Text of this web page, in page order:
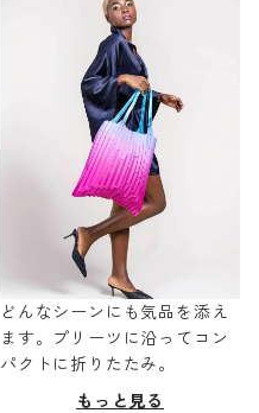
どんなシーンにも気品を添え
ます。プリーツに沿ってコン
パクトに折りたたみ。
もっと見る